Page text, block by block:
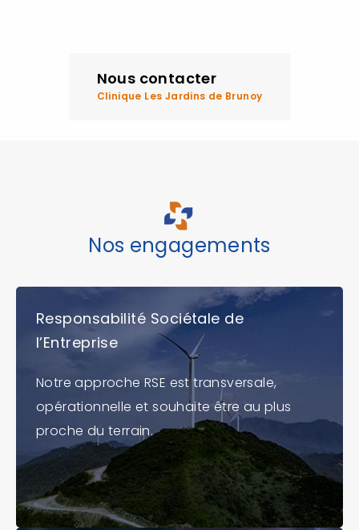
Nous contacter
Clinique Les Jardins de Brunoy
Nos engagements
Responsabilité Sociétale de
l’Entreprise
Notre approche RSE est transversale,
opérationnelle et souhaite être au plus
proche du terrain.